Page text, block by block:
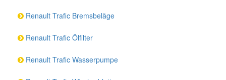
Renault Trafic Bremsbeläge
Renault Trafic Ölfilter
Renault Trafic Wasserpumpe